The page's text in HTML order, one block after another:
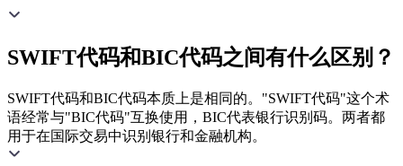
SWIFT代码和BIC代码之间有什么区别？
SWIFT代码和BIC代码本质上是相同的。"SWIFT代码"这个术
语经常与"BIC代码"互换使用，BIC代表银行识别码。两者都
用于在国际交易中识别银行和金融机构。